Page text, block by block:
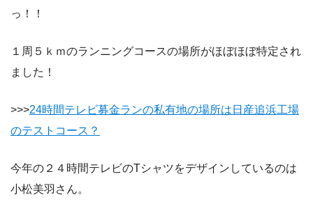
っ！！
１周５ｋｍのランニングコースの場所がほぼほぼ特定され
ました！
>>>24時間テレビ募金ランの私有地の場所は日産追浜工場
のテストコース？
今年の２４時間テレビのTシャツをデザインしているのは
小松美羽さん。